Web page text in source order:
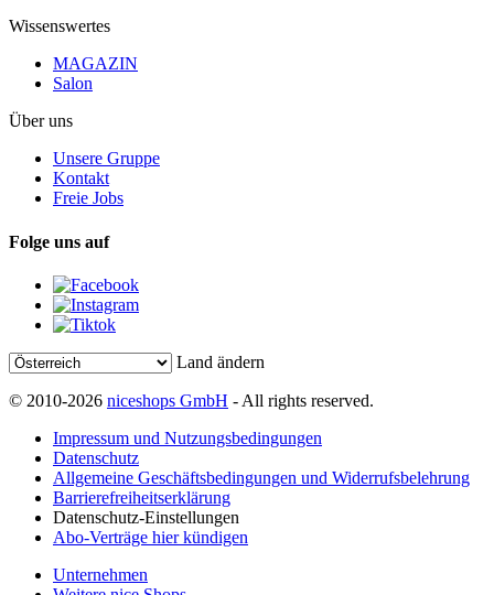
Wissenswertes
MAGAZIN
Salon
Über uns
Unsere Gruppe
Kontakt
Freie Jobs
Folge uns auf
Land ändern
© 2010-2026 niceshops GmbH - All rights reserved.
Impressum und Nutzungsbedingungen
Datenschutz
Allgemeine Geschäftsbedingungen und Widerrufsbelehrung
Barrierefreiheitserklärung
Datenschutz-Einstellungen
Abo-Verträge hier kündigen
Unternehmen